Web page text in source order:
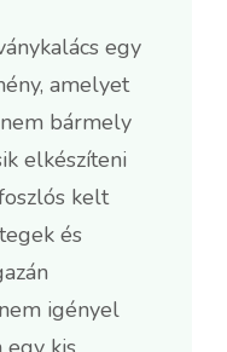
egy
amelyet
bármely
elkészíteni
kelt
és
igényel